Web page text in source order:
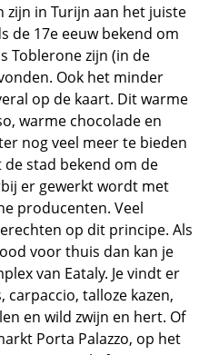
zijn in Turijn aan het juiste
de 17e eeuw bekend om
Toblerone zijn (in de
Ook het minder
op de kaart. Dit warme
warme chocolade en
nog veel meer te bieden
stad bekend om de
er gewerkt wordt met
producenten. Veel
op dit principe. Als
voor thuis dan kan je
van Eataly. Je vindt er
talloze kazen,
en wild zwijn en hert. Of
Porta Palazzo, op het